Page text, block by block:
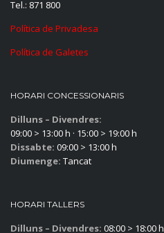
Tel.: 871 800
Política de Privadesa
Política de Galetes
HORARI CONCESSIONARIS
Dilluns – Divendres:
09:00 > 13:00 h · 15:00 > 19:00 h
Dissabte: 09:00 > 13:00 h
Diumenge: Tancat
HORARI TALLERS
Dilluns – Divendres: 08:00 > 18:00 h